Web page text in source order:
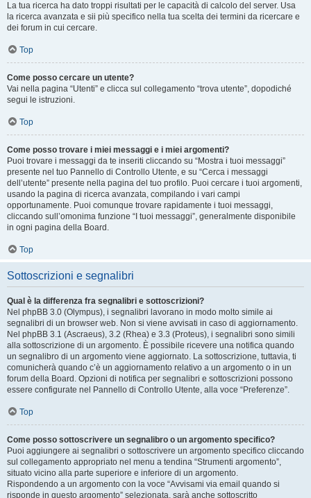
La tua ricerca ha dato troppi risultati per le capacità di calcolo del server. Usa
la ricerca avanzata e sii più specifico nella tua scelta dei termini da ricercare e
dei forum in cui cercare.
Top
Come posso cercare un utente?
Vai nella pagina “Utenti” e clicca sul collegamento “trova utente”, dopodiché
segui le istruzioni.
Top
Come posso trovare i miei messaggi e i miei argomenti?
Puoi trovare i messaggi da te inseriti cliccando su “Mostra i tuoi messaggi”
presente nel tuo Pannello di Controllo Utente, e su “Cerca i messaggi
dell’utente” presente nella pagina del tuo profilo. Puoi cercare i tuoi argomenti,
usando la pagina di ricerca avanzata, compilando i vari campi
opportunamente. Puoi comunque trovare rapidamente i tuoi messaggi,
cliccando sull’omonima funzione “I tuoi messaggi”, generalmente disponibile
in ogni pagina della Board.
Top
Sottoscrizioni e segnalibri
Qual è la differenza fra segnalibri e sottoscrizioni?
Nel phpBB 3.0 (Olympus), i segnalibri lavorano in modo molto simile ai
segnalibri di un browser web. Non si viene avvisati in caso di aggiornamento.
Nel phpBB 3.1 (Ascraeus), 3.2 (Rhea) e 3.3 (Proteus), i segnalibri sono simili
alla sottoscrizione di un argomento. È possibile ricevere una notifica quando
un segnalibro di un argomento viene aggiornato. La sottoscrizione, tuttavia, ti
comunicherà quando c’è un aggiornamento relativo a un argomento o in un
forum della Board. Opzioni di notifica per segnalibri e sottoscrizioni possono
essere configurate nel Pannello di Controllo Utente, alla voce “Preferenze”.
Top
Come posso sottoscrivere un segnalibro o un argomento specifico?
Puoi aggiungere ai segnalibri o sottoscrivere un argomento specifico cliccando
sul collegamento appropriato nel menu a tendina “Strumenti argomento”,
situato vicino alla parte superiore e inferiore di un argomento.
Rispondendo a un argomento con la voce “Avvisami via email quando si
risponde in questo argomento” selezionata, sarà anche sottoscritto